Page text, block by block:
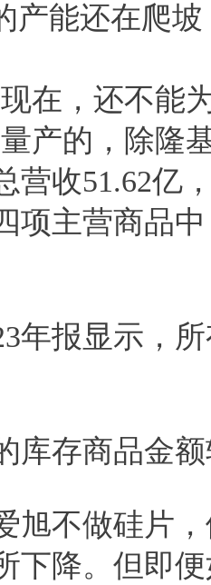
产能还在爬
在，还不能
产的，除隆
营收51.62亿
项主营商品
年报显示，
库存商品金
旭不做硅片
下降。但即